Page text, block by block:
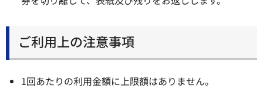
ご利用上の注意事項
1回あたりの利用金額に上限額はありません。